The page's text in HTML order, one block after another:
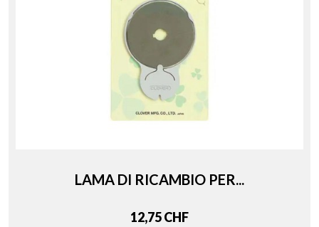
LAMA DI RICAMBIO PER...
Price
12,75 CHF